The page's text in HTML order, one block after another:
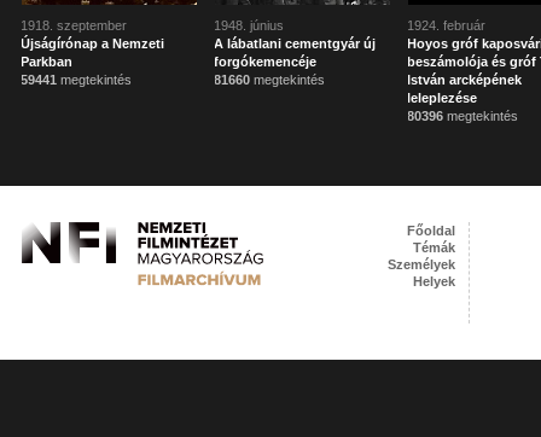
1918. szeptember
Újságírónap a Nemzeti
Parkban
59441 megtekintés
1948. június
A lábatlani cementgyár új
forgókemencéje
81660 megtekintés
1924. február
Hoyos gróf
beszámolója és gróf
István arcképének
leleplezése
80396 megtekintés
Főoldal
Témák
Személyek
Helyek